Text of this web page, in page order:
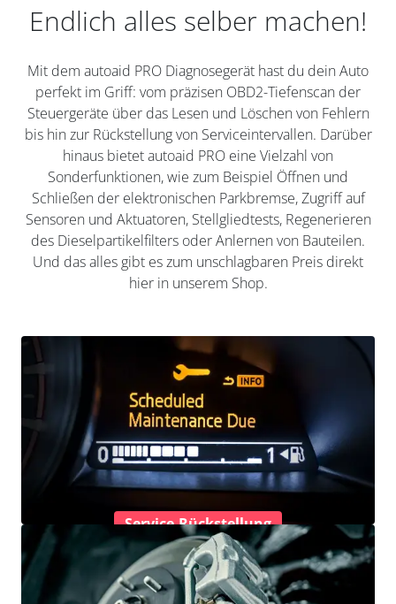
Endlich alles selber machen!
Mit dem autoaid PRO Diagnosegerät hast du dein Auto
perfekt im Griff: vom präzisen OBD2-Tiefenscan der
Steuergeräte über das Lesen und Löschen von Fehlern
bis hin zur Rückstellung von Serviceintervallen. Darüber
hinaus bietet autoaid PRO eine Vielzahl von
Sonderfunktionen, wie zum Beispiel Öffnen und
Schließen der elektronischen Parkbremse, Zugriff auf
Sensoren und Aktuatoren, Stellgliedtests, Regenerieren
des Dieselpartikelfilters oder Anlernen von Bauteilen.
Und das alles gibt es zum unschlagbaren Preis direkt
hier in unserem Shop.
Service-Rückstellung